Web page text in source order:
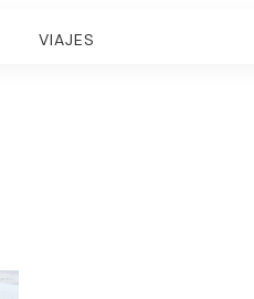
VIAJES